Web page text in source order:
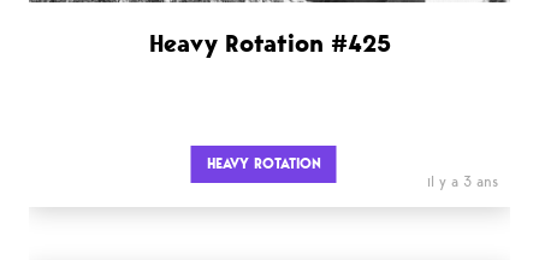
Heavy Rotation #425
HEAVY ROTATION
il y a 3 ans